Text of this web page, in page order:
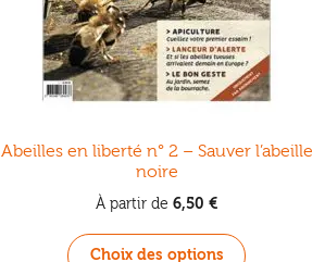
Abeilles en liberté n° 2 – Sauver l’abeille
noire
À partir de 6,50 €
Choix des options